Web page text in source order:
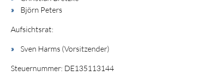
Björn Peters
Aufsichtsrat:
Sven Harms (Vorsitzender)
Steuernummer: DE135113144